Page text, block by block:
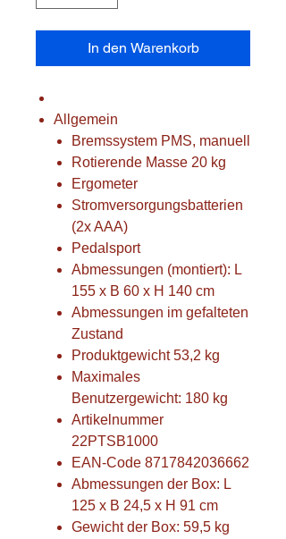
In den Warenkorb
Allgemein
Bremssystem PMS, manuell
Rotierende Masse 20 kg
Ergometer
Stromversorgungsbatterien
(2x AAA)
Pedalsport
Abmessungen (montiert): L
155 x B 60 x H 140 cm
Abmessungen im gefalteten
Zustand
Produktgewicht 53,2 kg
Maximales
Benutzergewicht: 180 kg
Artikelnummer
22PTSB1000
EAN-Code 8717842036662
Abmessungen der Box: L
125 x B 24,5 x H 91 cm
Gewicht der Box: 59,5 kg